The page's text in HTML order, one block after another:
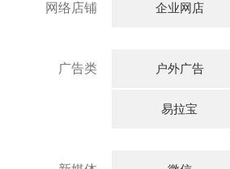
网络店铺 企业网店
广告类 户外广告
易拉宝